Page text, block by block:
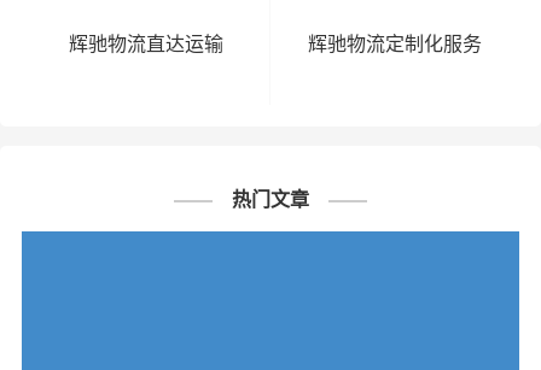
辉驰物流直达运输 辉驰物流定制化服务
热门文章